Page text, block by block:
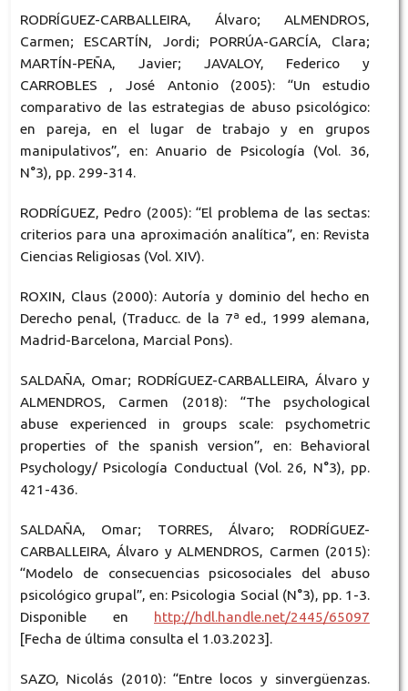
RODRÍGUEZ-CARBALLEIRA, Álvaro; ALMENDROS,
Carmen; ESCARTÍN, Jordi; PORRÚA-GARCÍA, Clara;
MARTÍN-PEÑA, Javier; JAVALOY, Federico y
CARROBLES , José Antonio (2005): “Un estudio
comparativo de las estrategias de abuso psicológico:
en pareja, en el lugar de trabajo y en grupos
manipulativos”, en: Anuario de Psicología (Vol. 36,
N°3), pp. 299-314.
RODRÍGUEZ, Pedro (2005): “El problema de las sectas:
criterios para una aproximación analítica”, en: Revista
Ciencias Religiosas (Vol. XIV).
ROXIN, Claus (2000): Autoría y dominio del hecho en
Derecho penal, (Traducc. de la 7ª ed., 1999 alemana,
Madrid-Barcelona, Marcial Pons).
SALDAÑA, Omar; RODRÍGUEZ-CARBALLEIRA, Álvaro y
ALMENDROS, Carmen (2018): “The psychological
abuse experienced in groups scale: psychometric
properties of the spanish version”, en: Behavioral
Psychology/ Psicología Conductual (Vol. 26, N°3), pp.
421-436.
SALDAÑA, Omar; TORRES, Álvaro; RODRÍGUEZ-
CARBALLEIRA, Álvaro y ALMENDROS, Carmen (2015):
“Modelo de consecuencias psicosociales del abuso
psicológico grupal”, en: Psicologia Social (N°3), pp. 1-3.
Disponible en http://hdl.handle.net/2445/65097
[Fecha de última consulta el 1.03.2023].
SAZO, Nicolás (2010): “Entre locos y sinvergüenzas.